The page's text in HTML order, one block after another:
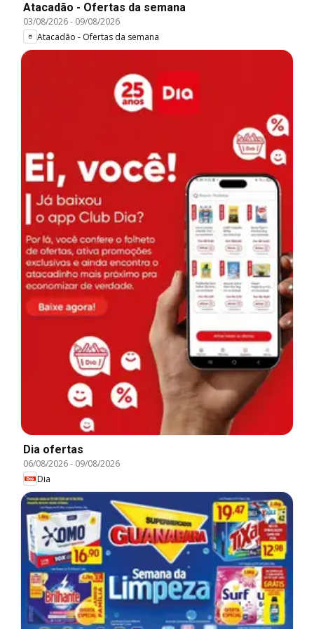
Atacadão - Ofertas da semana
03/08/2026- 09/08/2026
Atacadão - Ofertas da semana
Dia ofertas
06/08/2026- 09/08/2026
Dia